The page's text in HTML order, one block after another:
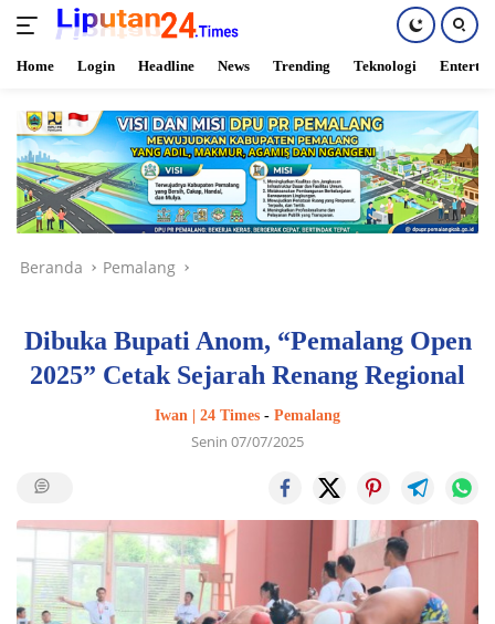
konten
Home Login Headline News Trending Teknologi
Beranda Pemalang
Dibuka Bupati Anom, “Pemalang Open
2025” Cetak Sejarah Renang Regional
Iwan | 24 Times - Pemalang
Senin 07/07/2025